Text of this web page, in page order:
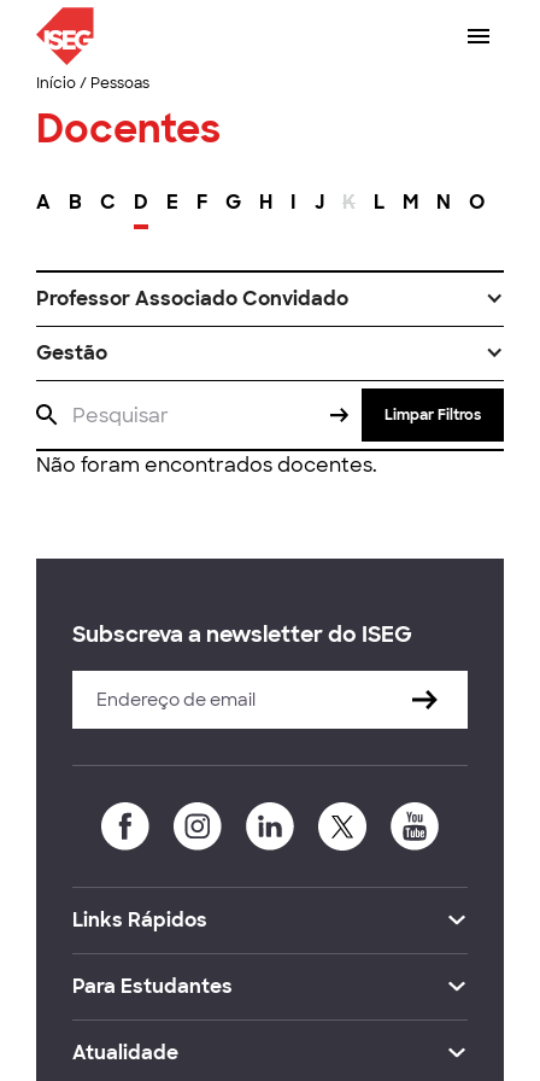
Início/ Pessoas
Docentes
A B C D E F G H I J K L M N O
Professor Associado Convidado
Gestão
Limpar Filtros
Não foram encontrados docentes.
Subscreva a newsletter do ISEG
Links Rápidos
Para Estudantes
Atualidade